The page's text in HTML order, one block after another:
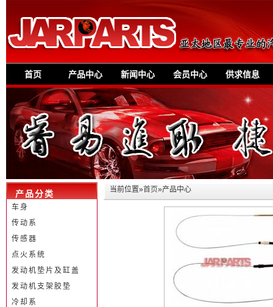
首页 产品中心 新闻中心 会员中心 供求信息
当前位置»首页»产品中心
产品分类
车身
传动系
传感器
点火系统
发动机垫片及缸盖
发动机支架胶垫
冷却系